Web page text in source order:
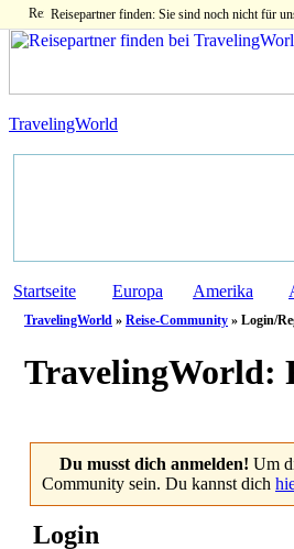
Reisepartner finden: Sie sind noch nicht für
TravelingWorld
Startseite Europa Amerika
TravelingWorld » Reise-Community » Login/
TravelingWorld:
Du musst dich anmelden! Um
Community sein. Du kannst dich
Login